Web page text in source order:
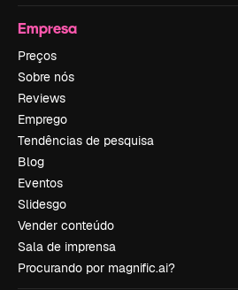
Empresa
Preços
Sobre nós
Reviews
Emprego
Tendências de pesquisa
Blog
Eventos
Slidesgo
Vender conteúdo
Sala de imprensa
Procurando por magnific.ai?